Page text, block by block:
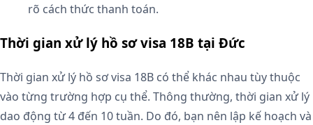
rõ cách thức thanh toán.
Thời gian xử lý hồ sơ visa 18B tại Đức
Thời gian xử lý hồ sơ visa 18B có thể khác nhau tùy thuộc
vào từng trường hợp cụ thể. Thông thường, thời gian xử lý
dao động từ 4 đến 10 tuần. Do đó, bạn nên lập kế hoạch và